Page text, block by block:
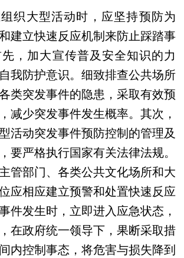
织大型活动时，应坚持预防为
建立快速反应机制来防止踩踏事
，加大宣传普及安全知识的力
我防护意识。细致排查公共场所
类突发事件的隐患，采取有效预
减少突发事件发生概率。其次，
活动突发事件预防控制的管理及
要严格执行国家有关法律法规。
管部门、各类公共文化场所和大
应相应建立预警和处置快速反应
件发生时，立即进入应急状态，
在政府统一领导下，果断采取措
内控制事态，将危害与损失降到